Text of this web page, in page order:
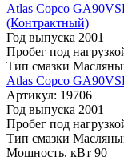
Atlas Copco
(Контрактный)
Год выпуска 2001
Пробег под
Тип смазки
Atlas Copco
Артикул: 19706
Год выпуска 2001
Пробег под
Тип смазки
Мощность, кВт 90